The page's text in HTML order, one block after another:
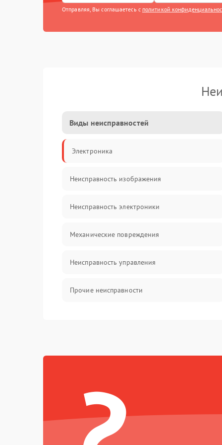
Отправляя, Вы соглашаетесь с политикой
Виды неисправностей
Электроника
Неисправность изображения
Неисправность электроники
Механические повреждения
Неисправность управления
Прочие неисправности